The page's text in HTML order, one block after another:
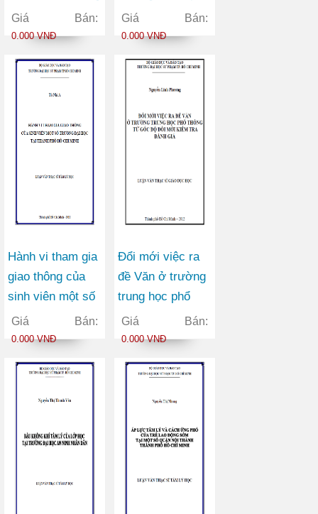
tự kỷ tại thành
phố Hồ Chí Minh
Giá Bán:
0.000 VNĐ
của sinh viên
năm thứ nhất
An ninh nhân dân
Giá Bán:
0.000 VNĐ
Hành vi tham gia
giao thông của
sinh viên một số
trường đại học
tại thành phố Hồ
Giá Bán:
0.000 VNĐ
Đổi mới việc ra
đề Văn ở trường
trung học phổ
thông từ góc độ
đổi mới kiểm tra
Giá Bán:
0.000 VNĐ